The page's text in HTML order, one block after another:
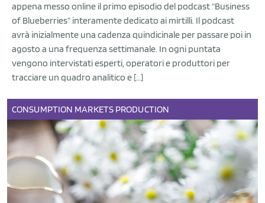
appena messo online il primo episodio del podcast “Business
of Blueberries” interamente dedicato ai mirtilli. Il podcast
avrà inizialmente una cadenza quindicinale per passare poi in
agosto a una frequenza settimanale. In ogni puntata
vengono intervistati esperti, operatori e produttori per
tracciare un quadro analitico e […]
CONSUMPTION MARKETS PRODUCTION